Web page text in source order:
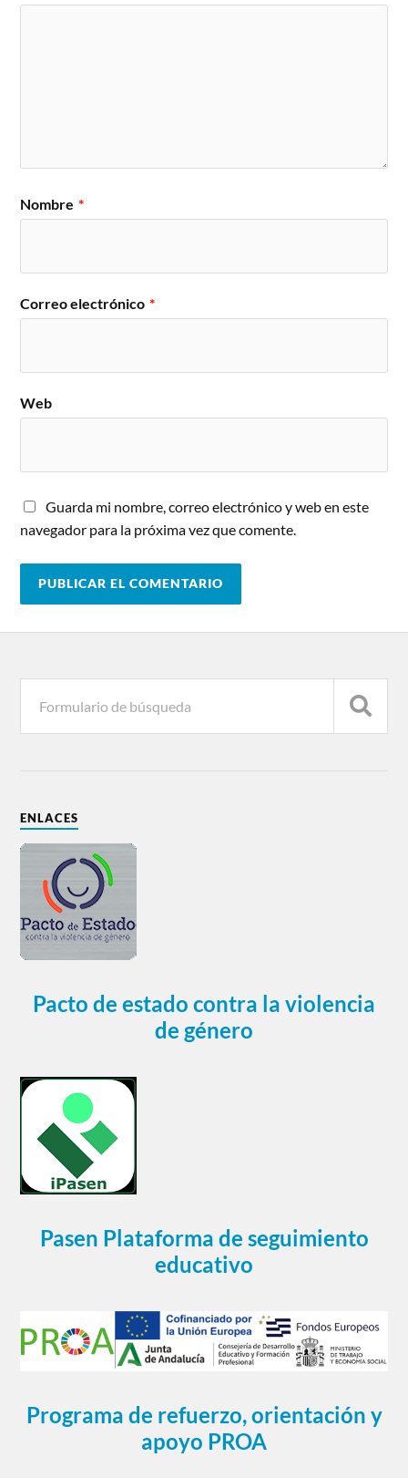
Nombre *
Correo electrónico *
Web
Guarda mi nombre, correo electrónico y web en este
navegador para la próxima vez que comente.
ENLACES
Pacto de estado contra la violencia
de género
Pasen Plataforma de seguimiento
educativo
Programa de refuerzo, orientación y
apoyo PROA